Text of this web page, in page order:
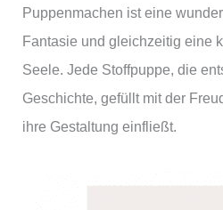
Puppenmachen ist eine
Fantasie und gleichzeitig eine
Seele. Jede Stoffpuppe, die
Geschichte, gefüllt mit der
ihre Gestaltung einfließt.